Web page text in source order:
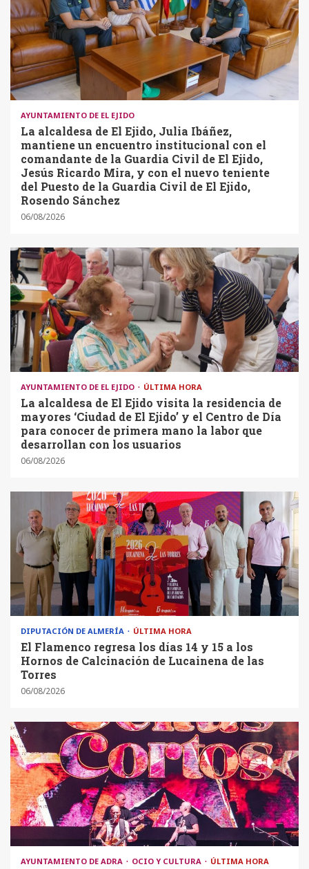
AYUNTAMIENTO DE EL EJIDO
La alcaldesa de El Ejido, Julia Ibáñez,
mantiene un encuentro institucional con el
comandante de la Guardia Civil de El Ejido,
Jesús Ricardo Mira, y con el nuevo teniente
del Puesto de la Guardia Civil de El Ejido,
Rosendo Sánchez
06/08/2026
AYUNTAMIENTO DE EL EJIDO ÚLTIMA HORA
La alcaldesa de El Ejido visita la residencia de
mayores ‘Ciudad de El Ejido’ y el Centro de Día
para conocer de primera mano la labor que
desarrollan con los usuarios
06/08/2026
DIPUTACIÓN DE ALMERÍA ÚLTIMA HORA
El Flamenco regresa los días 14 y 15 a los
Hornos de Calcinación de Lucainena de las
Torres
06/08/2026
AYUNTAMIENTO DE ADRA OCIO Y CULTURA ÚLTIMA HORA